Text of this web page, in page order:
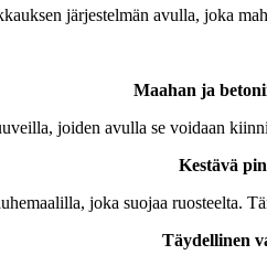
järjestelmän avulla, joka
Maahan ja
joiden avulla se voidaan
Kestävä
joka suojaa ruosteelta.
Täydellinen